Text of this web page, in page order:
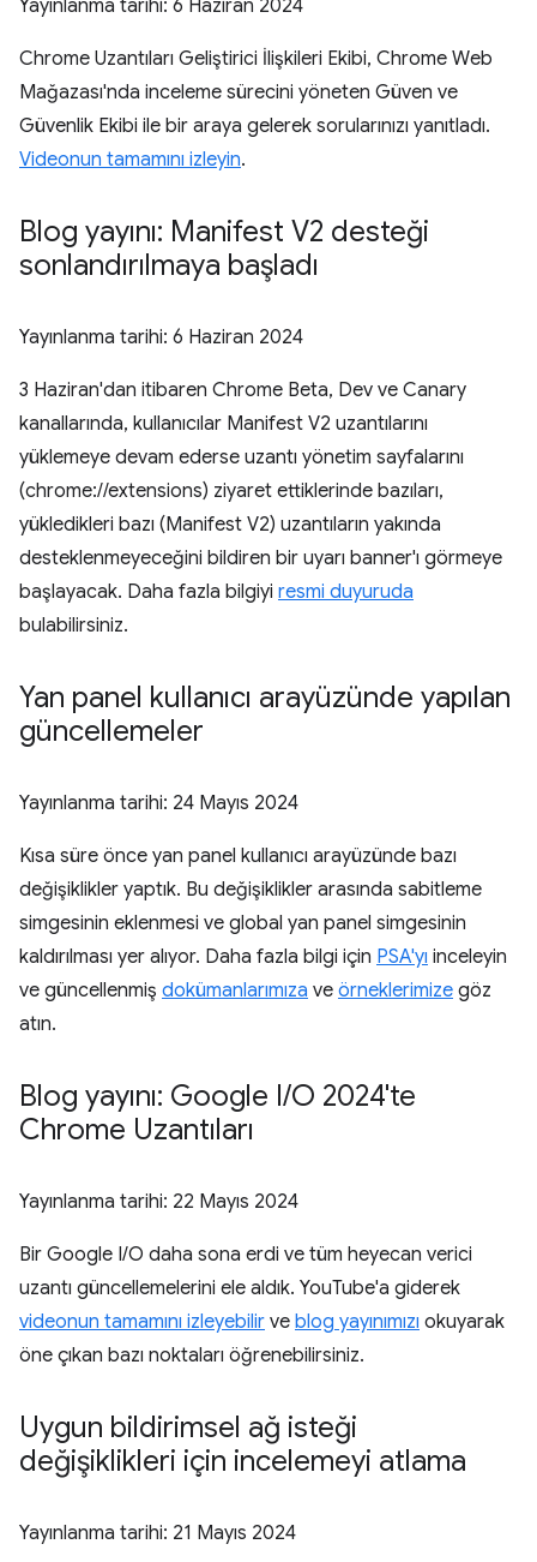
Yayınlanma tarihi: 6 Haziran 2024
Chrome Uzantıları Geliştirici İlişkileri Ekibi, Chrome Web
Mağazası'nda inceleme sürecini yöneten Güven ve
Güvenlik Ekibi ile bir araya gelerek sorularınızı yanıtladı.
Videonun tamamını izleyin.
Blog yayını: Manifest V2 desteği
sonlandırılmaya başladı
Yayınlanma tarihi: 6 Haziran 2024
3 Haziran'dan itibaren Chrome Beta, Dev ve Canary
kanallarında, kullanıcılar Manifest V2 uzantılarını
yüklemeye devam ederse uzantı yönetim sayfalarını
(chrome://extensions) ziyaret ettiklerinde bazıları,
yükledikleri bazı (Manifest V2) uzantıların yakında
desteklenmeyeceğini bildiren bir uyarı banner'ı görmeye
başlayacak. Daha fazla bilgiyi resmi duyuruda
bulabilirsiniz.
Yan panel kullanıcı arayüzünde yapılan
güncellemeler
Yayınlanma tarihi: 24 Mayıs 2024
Kısa süre önce yan panel kullanıcı arayüzünde bazı
değişiklikler yaptık. Bu değişiklikler arasında sabitleme
simgesinin eklenmesi ve global yan panel simgesinin
kaldırılması yer alıyor. Daha fazla bilgi için PSA'yı inceleyin
ve güncellenmiş dokümanlarımıza ve örneklerimize göz
atın.
Blog yayını: Google I/O 2024'te
Chrome Uzantıları
Yayınlanma tarihi: 22 Mayıs 2024
Bir Google I/O daha sona erdi ve tüm heyecan verici
uzantı güncellemelerini ele aldık. YouTube'a giderek
videonun tamamını izleyebilir ve blog yayınımızı okuyarak
öne çıkan bazı noktaları öğrenebilirsiniz.
Uygun bildirimsel ağ isteği
değişiklikleri için incelemeyi atlama
Yayınlanma tarihi: 21 Mayıs 2024